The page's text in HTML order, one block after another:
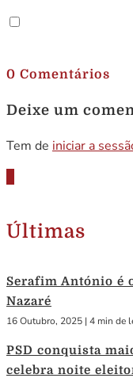
0 Comentários
Deixe um
Tem de iniciar a
Últimas
Serafim António é
Nazaré
16 Outubro, 2025 | 4 min de
PSD conquista
celebra noite